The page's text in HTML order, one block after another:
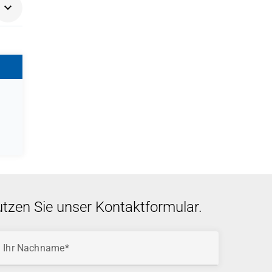
Sie unser Kontaktformular.
Ihr Nachname